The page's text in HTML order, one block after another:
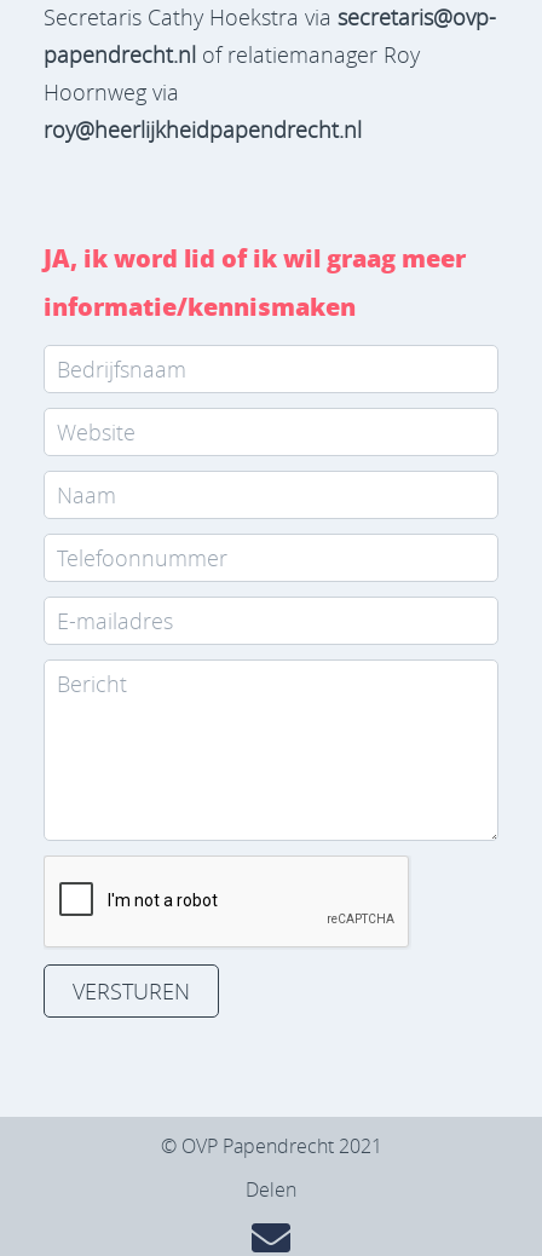
Secretaris Cathy Hoekstra via secretaris@ovp-
papendrecht.nl of relatiemanager Roy
Hoornweg via
roy@heerlijkheidpapendrecht.nl
JA, ik word lid of ik wil graag meer
informatie/kennismaken
VERSTUREN
© OVP Papendrecht 2021
Delen